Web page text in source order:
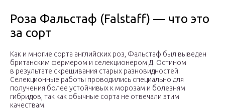
Роза Фальстаф (Falstaff) — что это
за сорт
Как и многие сорта английских роз, Фальстаф был выведен
британским фермером и селекционером Д. Остином
в результате скрещивания старых разновидностей.
Селекционные работы проводились специально для
получения более устойчивых к морозам и болезням
гибридов, так как обычные сорта не отвечали этим
качествам.